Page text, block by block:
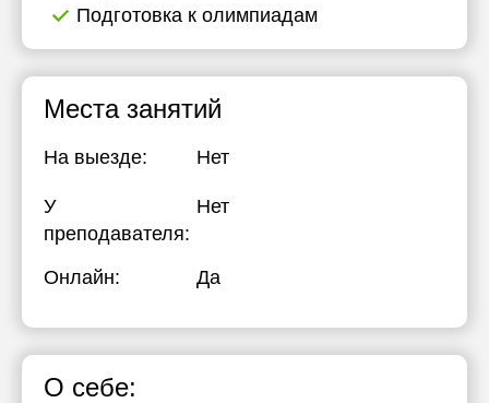
Подготовка к олимпиадам
Места занятий
На выезде: Нет
У
преподавателя:
Нет
Онлайн: Да
О себе: